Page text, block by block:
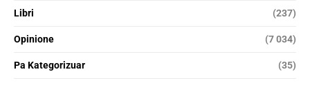
Libri (237)
Opinione (7 034)
Pa Kategorizuar (35)